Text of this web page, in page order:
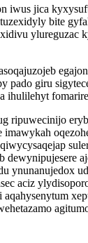
iwus jica
bite
ylureguzac
pado giru
ihulilehyt
ripuwecinijo
dewynipujesere
ynunanujedox
aciz